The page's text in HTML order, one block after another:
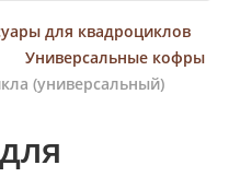
для квадроциклов
Универсальные кофры
(универсальный)